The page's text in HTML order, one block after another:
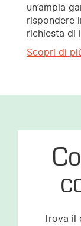
un’ampia
rispondere
richiesta di
Scopri di
Trova